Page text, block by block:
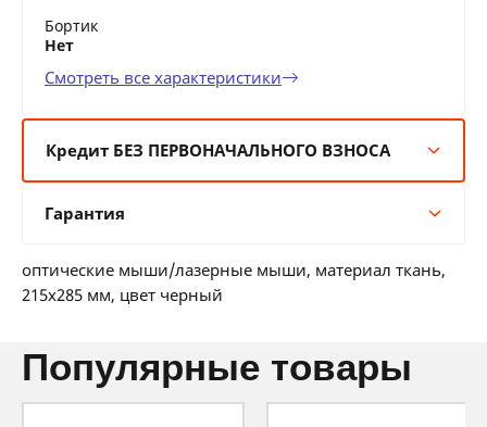
Бортик
Нет
Смотреть все характеристики
Кредит БЕЗ ПЕРВОНАЧАЛЬНОГО ВЗНОСА
12 мес:1 BYN/мес
36 мес:0 BYN/мес
Гарантия
12 месяцев официальной гарантии от
производителя
оптические мыши/лазерные мыши, материал ткань,
215x285 мм, цвет черный
популярные товары